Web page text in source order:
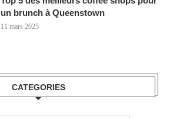
un brunch à Queenstown
11 mars 2025
CATEGORIES